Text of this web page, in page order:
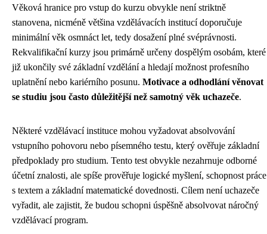
Věková hranice pro vstup do kurzu obvykle není striktně
stanovena, nicméně většina vzdělávacích institucí doporučuje
minimální věk osmnáct let, tedy dosažení plné svéprávnosti.
Rekvalifikační kurzy jsou primárně určeny dospělým osobám, které
již ukončily své základní vzdělání a hledají možnost profesního
uplatnění nebo kariérního posunu. Motivace a odhodlání věnovat
se studiu jsou často důležitější než samotný věk uchazeče.
Některé vzdělávací instituce mohou vyžadovat absolvování
vstupního pohovoru nebo písemného testu, který ověřuje základní
předpoklady pro studium. Tento test obvykle nezahrnuje odborné
účetní znalosti, ale spíše prověřuje logické myšlení, schopnost práce
s textem a základní matematické dovednosti. Cílem není uchazeče
vyřadit, ale zajistit, že budou schopni úspěšně absolvovat náročný
vzdělávací program.